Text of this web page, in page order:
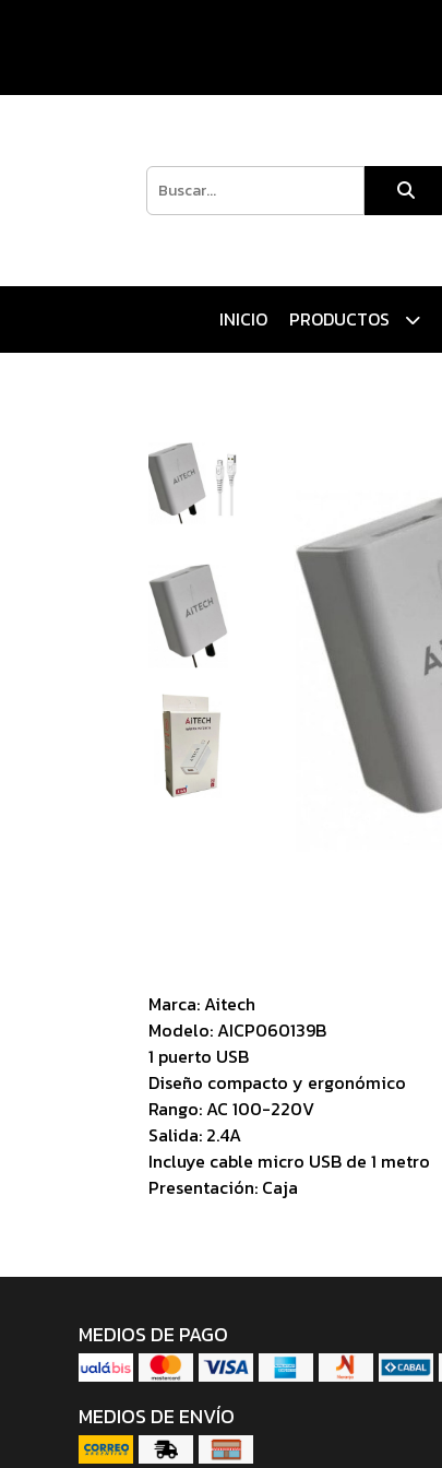
INICIO PRODUCTOS
Marca: Aitech
Modelo: AICP060139B
1 puerto USB
Diseño compacto y ergonómico
Rango: AC 100-220V
Salida: 2.4A
Incluye cable micro USB de 1 metro
Presentación: Caja
MEDIOS DE PAGO
MEDIOS DE ENVÍO